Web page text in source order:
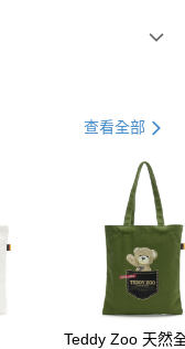
查看全部
Teddy Zoo 天然